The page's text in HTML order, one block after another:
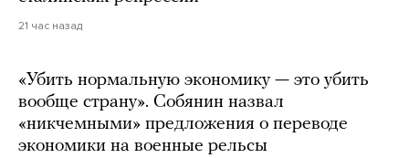
21 час назад
«Убить нормальную экономику — это убить
вообще страну». Собянин назвал
«никчемными» предложения о переводе
экономики на военные рельсы